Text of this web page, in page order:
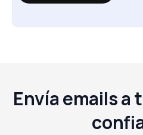
Envía emails a